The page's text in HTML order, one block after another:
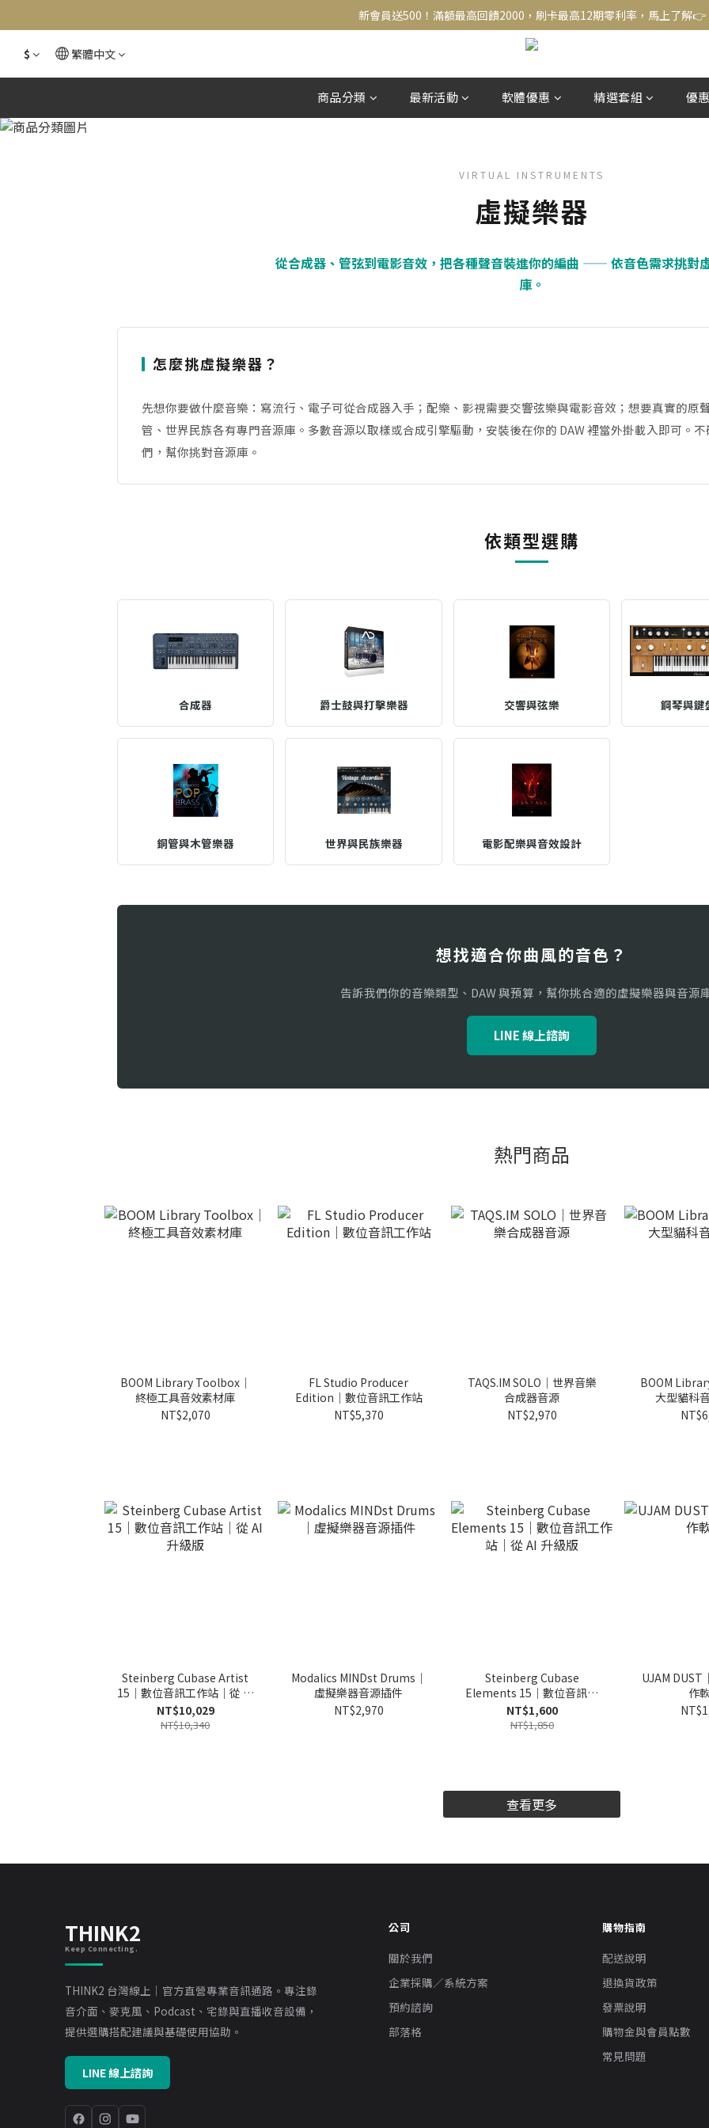
新會員送500！滿額最高回饋2000，刷卡最高12期零利率，馬上了解👉
新會員送500！滿額最高回饋2000，刷卡最高12期零利率，馬上了解👉
結帳頁選zingala銀角零卡分期，輕鬆打包
新會員送500！滿額最高回饋2000，刷卡最高12期零利率，馬上了解👉
$ 繁體中文
商品分類 最新活動 軟體優惠 精選套組 優
軟體
VIRTUAL INSTRUMENTS
虛擬樂器
從合成器、管弦到電影音效，把各種聲音裝進你的編曲 —— 依音色需求挑對
庫。
怎麼挑虛擬樂器？
先想你要做什麼音樂：寫流行、電子可從合成器入手；配樂、影視需要交響弦樂與電影音效；想要真實的原
管、世界民族各有專門音源庫。多數音源以取樣或合成引擎驅動，安裝後在你的 DAW 裡當外掛載入即可。
們，幫你挑對音源庫。
依類型選購
合成器 爵士鼓與打擊樂器 交響與弦樂 鋼琴與鍵
銅管與木管樂器 世界與民族樂器 電影配樂與音效設計
想找適合你曲風的音色？
告訴我們你的音樂類型、DAW 與預算，幫你挑合適的虛擬樂器與音源
LINE 線上諮詢
熱門商品
BOOM Library Toolbox｜
終極工具音效素材庫
NT$2,070
FL Studio Producer
Edition｜數位音訊工作站
NT$5,370
TAQS.IM SOLO｜世界音樂
合成器音源
NT$2,970
BOOM
大型貓科
Steinberg Cubase Artist
15｜數位音訊工作站｜從 AI
升級版
NT$10,029
NT$10,340
Modalics MINDst Drums｜
虛擬樂器音源插件
NT$2,970
Steinberg Cubase
Elements 15｜數位音訊工
作站｜從 AI 升級版
NT$1,600
NT$1,850
UJAM DUST
作
查看更多
THINK2
Keep Connecting.
THINK2 台灣線上｜官方直營專業音訊通路。專注錄
音介面、麥克風、Podcast、宅錄與直播收音設備，
提供選購搭配建議與基礎使用協助。
LINE 線上諮詢
公司
關於我們
企業採購／系統方案
預約諮詢
部落格
購物指南
配送說明
退換貨政策
發票說明
購物金與會員點數
常見問題